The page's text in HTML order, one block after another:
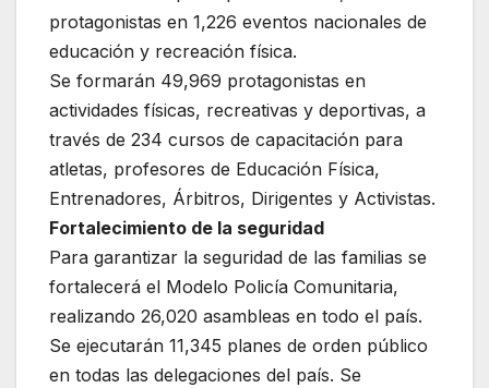
protagonistas en 1,226 eventos nacionales de
educación y recreación física.
Se formarán 49,969 protagonistas en
actividades físicas, recreativas y deportivas, a
través de 234 cursos de capacitación para
atletas, profesores de Educación Física,
Entrenadores, Árbitros, Dirigentes y Activistas.
Fortalecimiento de la seguridad
Para garantizar la seguridad de las familias se
fortalecerá el Modelo Policía Comunitaria,
realizando 26,020 asambleas en todo el país.
Se ejecutarán 11,345 planes de orden público
en todas las delegaciones del país. Se